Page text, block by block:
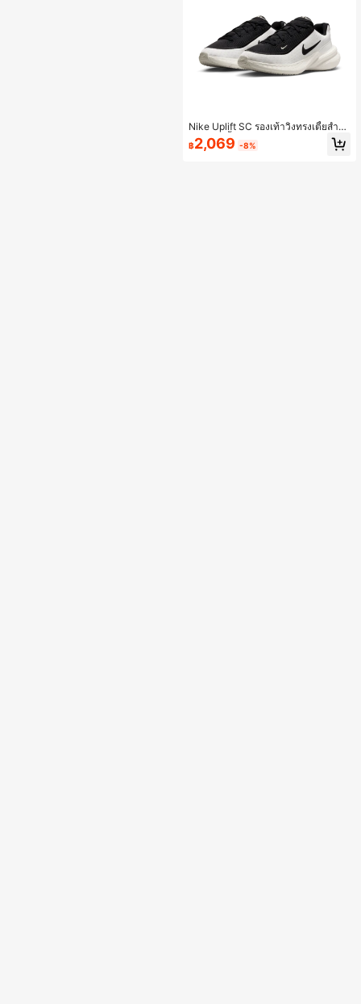
Nike Uplift SC รองเท้าวิ่งทรงเตี้ยสำหรั
บผู้หญิง เนื้อผ้าระบายอากาศได้ดี สวมใ
ส่สบาย มีสไตล์ สีดำและสีขาว IB2766-
฿2,069 -8%